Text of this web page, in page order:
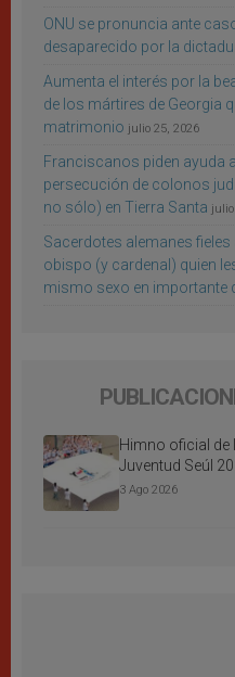
ONU se pronuncia ante
desaparecido por la
Aumenta el interés por la
de los mártires de Georgia
matrimonio julio 25, 2026
Franciscanos piden ayuda
persecución de colonos
no sólo) en Tierra Santa
Sacerdotes alemanes
obispo (y cardenal) quien
mismo sexo en importante
Himno oficial de
Juventud Seúl
3 Ago 2026